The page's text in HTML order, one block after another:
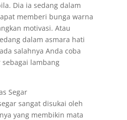
Dia ia sedang dalam
memberi bunga warna
motivasi. Atau
dalam asmara hati
salahnya Anda coba
lambang
Segar
sangat disukai oleh
yang membikin mata